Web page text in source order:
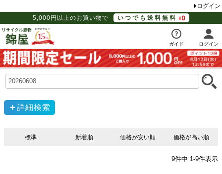
ログイン
5,000円以上のお買い物で
いつでも送料無料
ガイド ログイン
詳細検索
標準 新着順 価格が安い順 価格が高い順
9件中 1 -9件表示